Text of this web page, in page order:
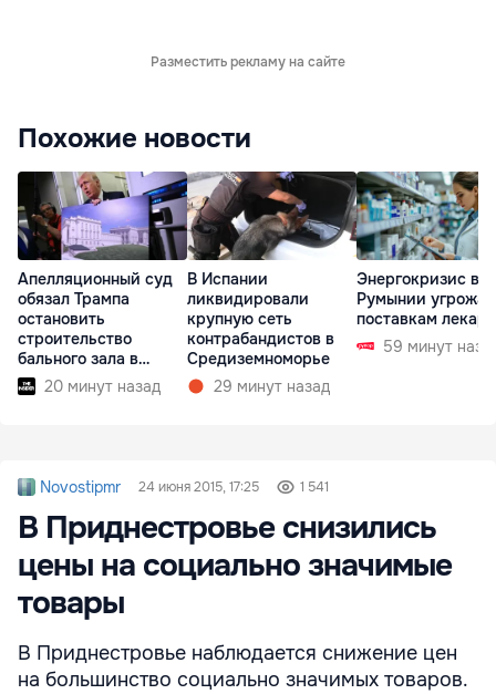
Разместить рекламу на сайте
Похожие новости
Апелляционный суд
обязал Трампа
остановить
строительство
бального зала в
Белом доме
20 минут назад
В Испании
ликвидировали
крупную сеть
контрабандистов в
Средиземноморье
29 минут назад
Энергокризис в
Румынии
поставкам
59 минут
Novostipmr 24 июня 2015, 17:25 1 541
В Приднестровье снизились
цены на социально значимые
товары
В Приднестровье наблюдается снижение цен
на большинство социально значимых товаров.